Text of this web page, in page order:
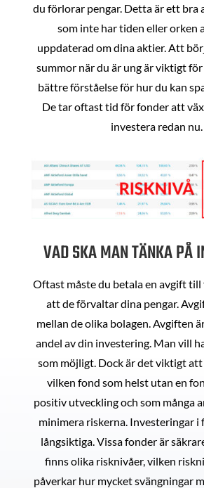
du förlorar pengar. Detta är ett bra
som inte har tiden eller orken
uppdaterad om dina aktier. Att
summor när du är ung är viktigt
bättre förståelse för hur du kan
De tar oftast tid för fonder att
investera redan nu.
VAD SKA MAN TÄNKA PÅ
Oftast måste du betala en avgift
att de förvaltar dina pengar.
mellan de olika bolagen. Avgiften
andel av din investering. Man vill
som möjligt. Dock är det viktigt
vilken fond som helst utan en
positiv utveckling och som många
minimera riskerna. Investeringar i
långsiktiga. Vissa fonder är
finns olika risknivåer, vilken
påverkar hur mycket svängningar